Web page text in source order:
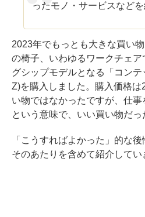
ったモノ・サービスなどを
2023年でもっとも大きな買い
の椅子、いわゆるワークチェ
グシップモデルとなる「コン
Z)を購入しました。購入価格
い物ではなかったですが、仕
という意味で、いい買い物だっ
「こうすればよかった」的な
そのあたりを含めて紹介してい